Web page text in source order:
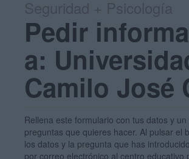
Pedir
a:
Camilo José
Rellena este formulario con tus datos y
preguntas que quieres hacer. Al pulsar el
los datos y la pregunta que has
por correo electrónico al centro educativo